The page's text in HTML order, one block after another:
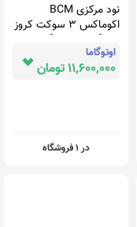
نود مرکزی BCM
اکوماکس 3 سوکت کروز
- اتوگاما | فروشگاه ایسیو
خودرو و تجهیزات
تعمیرگاهی
اوتوگاما
11,600,000 تومان
در 1 فروشگاه